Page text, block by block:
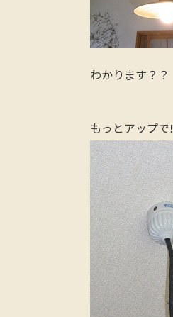
わかります？？
もっとアップで!